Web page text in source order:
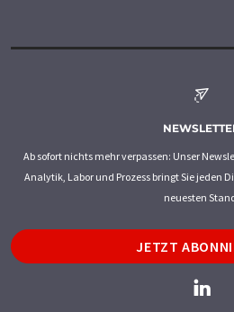
Ab sofort nichts mehr verpassen: Unser
Analytik, Labor und Prozess bringt Sie jeden
neuesten
JETZT